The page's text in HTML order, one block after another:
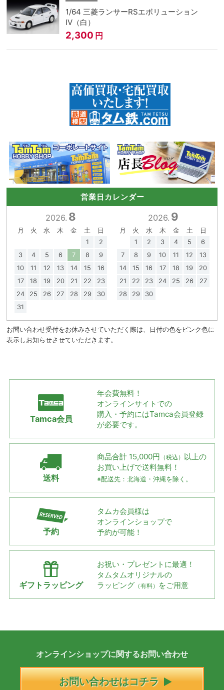
1/64 三菱ランサーRSエボリューション
IV（白）
2,300 円
営業日カレンダー
2026. 8
月 火 水 木 金 土
日
1
2
3
4 5 6 7 8
9
10
11 12 13 14 15
16
17
18 19 20 21 22
23
24
25 26 27 28 29
30
31
2026. 9
月 火 水 木 金 土
日
1
2 3 4 5
6
7
8 9 10 11 12
13
14
15 16 17 18 19
20
21
22 23 24 25 26
27
28
29 30
お問い合わせ受付をお休みさせていただく際は、日付の色をピンク色に
表示しお知らせさせていただきます。
Tamca会員
年会費無料！
オンラインサイトでの
購入・予約にはTamca会員登録
が必要です。
送料
商品合計 15,000円 （税込） 以上の
お買い上げで送料無料！
※配送先：北海道・沖縄を除く。
予約
タムカ会員様は
オンラインショップで
予約が可能！
ギフトラッピング
お祝い・プレゼントに最適！
タムタムオリジナルの
ラッピング （有料） をご用意
オンラインショップに関するお問い合わせ
お問い合わせはコチラ